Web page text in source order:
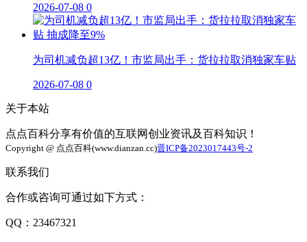
2026-07-08 0
为司机减负超13亿！市监局出手：货拉拉取消独家车贴
2026-07-08 0
关于本站
点点百科分享有价值的互联网创业资讯及百科知识！
Copyright @ 点点百科(www.dianzan.cc)晋ICP备2023017443号-2
联系我们
合作或咨询可通过如下方式：
QQ：23467321